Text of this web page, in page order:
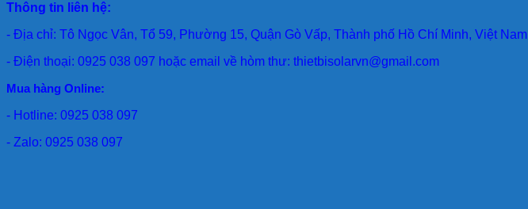
Thông tin liên hệ:
- Địa chỉ: Tô Ngọc Vân, Tổ 59, Phường 15, Quận Gò Vấp, Thành phố Hồ Chí Minh, Việt Nam
- Điện thoại: 0925 038 097 hoặc email về hòm thư: thietbisolarvn@gmail.com
Mua hàng Online:
- Hotline: 0925 038 097
- Zalo: 0925 038 097